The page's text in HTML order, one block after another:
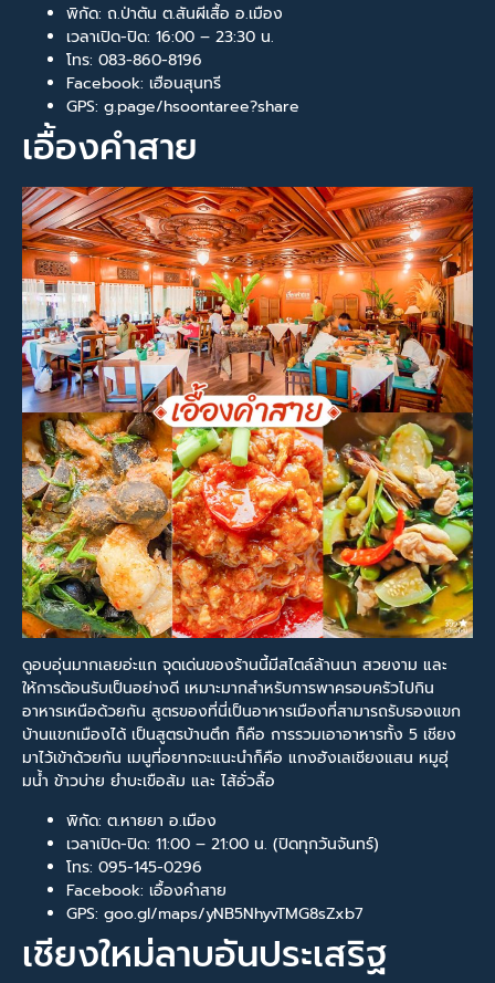
พิกัด: ถ.ป่าตัน ต.สันผีเสื้อ อ.เมือง
เวลาเปิด-ปิด: 16:00 – 23:30 น.
โทร: 083-860-8196
Facebook: เฮือนสุนทรี
GPS: g.page/hsoontaree?share
เอื้องคำสาย
ดูอบอุ่นมากเลยอ่ะแก จุดเด่นของร้านนี้มีสไตล์ล้านนา สวยงาม และ
ให้การต้อนรับเป็นอย่างดี เหมาะมากสำหรับการพาครอบครัวไปกิน
อาหารเหนือด้วยกัน สูตรของที่นี่เป็นอาหารเมืองที่สามารถรับรองแขก
บ้านแขกเมืองได้ เป็นสูตรบ้านตึก ก็คือ การรวมเอาอาหารทั้ง 5 เชียง
มาไว้เข้าด้วยกัน เมนูที่อยากจะแนะนำก็คือ แกงฮังเลเชียงแสน หมูฮุ่
มน้ำ ข้าวบ่าย ยำบะเขือส้ม และ ไส้อั่วลื้อ
พิกัด: ต.หายยา อ.เมือง
เวลาเปิด-ปิด: 11:00 – 21:00 น. (ปิดทุกวันจันทร์)
โทร: 095-145-0296
Facebook: เอื้องคำสาย
GPS: goo.gl/maps/yNB5NhyvTMG8sZxb7
เชียงใหม่ลาบอันประเสริฐ